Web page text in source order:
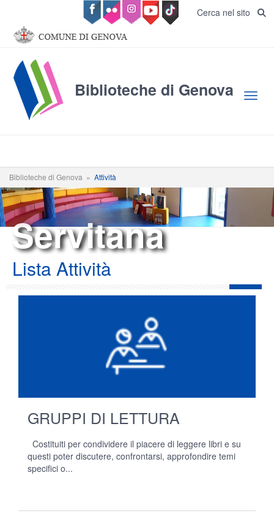
Salta al contenuto principale Cerca nel sito
Biblioteche di Genova
Biblioteche di Genova » Attività
Servitana
Lista Attività
GRUPPI DI LETTURA
Costituiti per condividere il piacere di leggere libri e su
questi poter discutere, confrontarsi, approfondire temi
specifici o...